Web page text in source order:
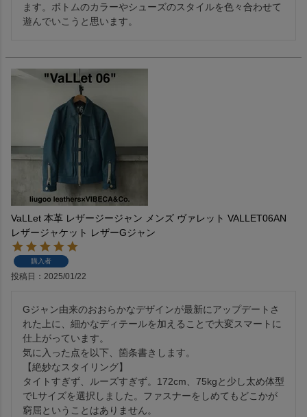
ます。ボトムのカラーやシューズのスタイルを色々合わせて
遊んでいこうと思います。
VaLLet 本革 レザージージャン メンズ ヴァレット VALLET06AN
レザージャケット レザーGジャン
購入者
投稿日 2025/01/22
Gジャン由来のおおらかなデザインが最新にアップデートさ
れた上に、細かなディテールを加えることで大変スマートに
仕上がっています。
気に入った点を以下、箇条書きします。
【絶妙なスタイリング】
タイトすぎず、ルーズすぎず。172cm、75kgと少し太め体型
でLサイズを選択しました。ファスナーをしめてもどこかが
窮屈ということはありません。